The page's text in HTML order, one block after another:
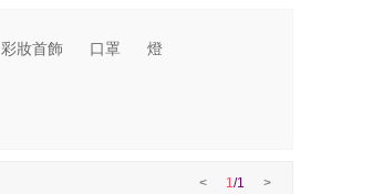
彩妝首飾 口罩 燈
< 1/1 >